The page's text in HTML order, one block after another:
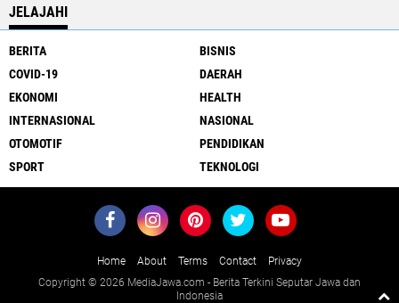
JELAJAHI
BERITA
BISNIS
COVID-19
DAERAH
EKONOMI
HEALTH
INTERNASIONAL
NASIONAL
OTOMOTIF
PENDIDIKAN
SPORT
TEKNOLOGI
Home About Terms Contact
Privacy
Copyright © 2026 MediaJawa.com - Berita Terkini Seputar Jawa dan
Indonesia